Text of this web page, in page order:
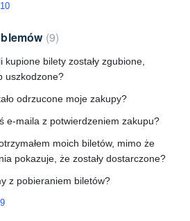
9
kupione bilety zostały zgubione,
uszkodzone?
odrzucone moje zakupy?
e-maila z potwierdzeniem zakupu?
moich biletów, mimo że
pokazuje, że zostały dostarczone?
z pobieraniem biletów?